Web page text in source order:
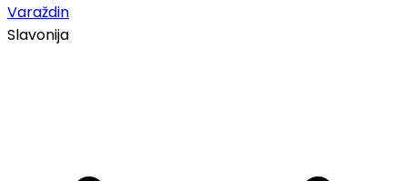
Varaždin
Slavonija